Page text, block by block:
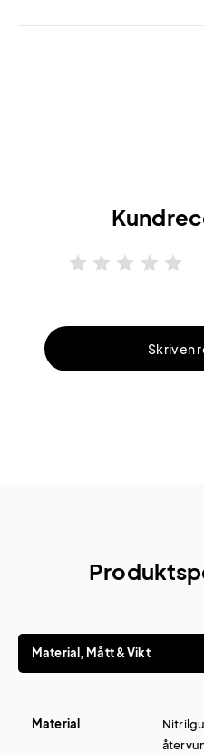
star star star star star
Skriv en
Material, Mått & Vikt
Material